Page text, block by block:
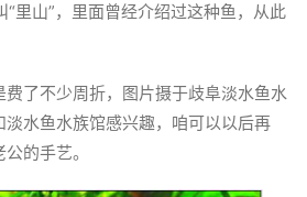
里山”，里面曾经介绍过这种鱼，从此
了不少周折，图片摄于歧阜淡水鱼水
水鱼水族馆感兴趣，咱可以以后再
的手艺。